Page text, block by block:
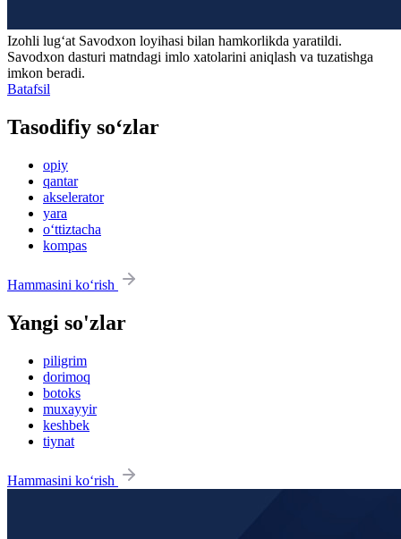
Izohli lugʻat Savodxon loyihasi bilan hamkorlikda yaratildi.
Savodxon dasturi matndagi imlo xatolarini aniqlash va tuzatishga
imkon beradi.
Batafsil
Tasodifiy so‘zlar
opiy
qantar
akselerator
yara
o‘ttiztacha
kompas
Hammasini ko‘rish
Yangi so'zlar
piligrim
dorimoq
botoks
muxayyir
keshbek
tiynat
Hammasini ko‘rish